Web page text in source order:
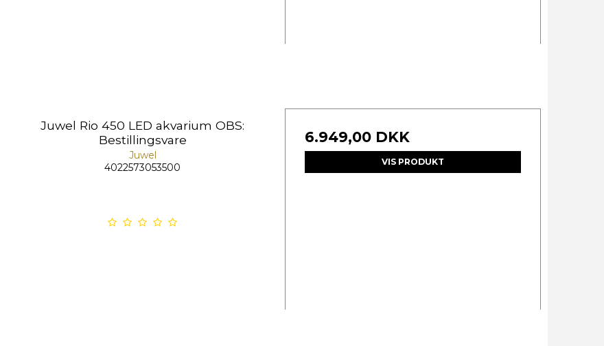
Juwel Rio 450 LED akvarium OBS:
Bestillingsvare
Juwel
4022573053500
6.949,00 DKK
VIS PRODUKT